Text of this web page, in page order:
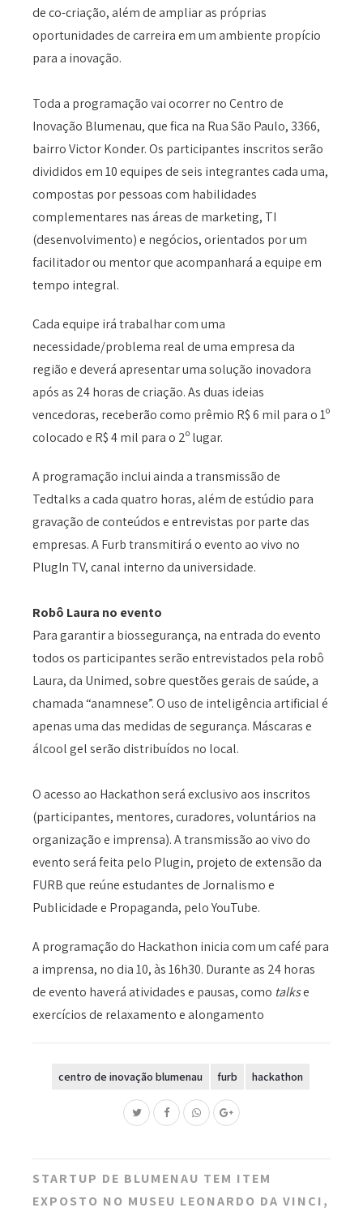
de co-criação, além de ampliar as próprias
oportunidades de carreira em um ambiente propício
para a inovação.
Toda a programação vai ocorrer no Centro de
Inovação Blumenau, que fica na Rua São Paulo, 3366,
bairro Victor Konder. Os participantes inscritos serão
divididos em 10 equipes de seis integrantes cada uma,
compostas por pessoas com habilidades
complementares nas áreas de marketing, TI
(desenvolvimento) e negócios, orientados por um
facilitador ou mentor que acompanhará a equipe em
tempo integral.
Cada equipe irá trabalhar com uma
necessidade/problema real de uma empresa da
região e deverá apresentar uma solução inovadora
após as 24 horas de criação. As duas ideias
vencedoras, receberão como prêmio R$ 6 mil para o 1º
colocado e R$ 4 mil para o 2º lugar.
A programação inclui ainda a transmissão de
Tedtalks a cada quatro horas, além de estúdio para
gravação de conteúdos e entrevistas por parte das
empresas. A Furb transmitirá o evento ao vivo no
PlugIn TV, canal interno da universidade.
Robô Laura no evento
Para garantir a biossegurança, na entrada do evento
todos os participantes serão entrevistados pela robô
Laura, da Unimed, sobre questões gerais de saúde, a
chamada “anamnese”. O uso de inteligência artificial é
apenas uma das medidas de segurança. Máscaras e
álcool gel serão distribuídos no local.
O acesso ao Hackathon será exclusivo aos inscritos
(participantes, mentores, curadores, voluntários na
organização e imprensa). A transmissão ao vivo do
evento será feita pelo Plugin, projeto de extensão da
FURB que reúne estudantes de Jornalismo e
Publicidade e Propaganda, pelo YouTube.
A programação do Hackathon inicia com um café para
a imprensa, no dia 10, às 16h30. Durante as 24 horas
de evento haverá atividades e pausas, como talkse
exercícios de relaxamento e alongamento
centro de inovação blumenau furb hackathon
Post
navigation
STARTUP DE BLUMENAU TEM ITEM
EXPOSTO NO MUSEU LEONARDO DA VINCI,